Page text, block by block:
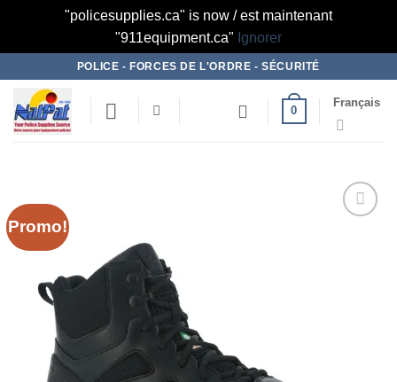
"policesupplies.ca" is now / est maintenant
"911equipment.ca" Ignorer
content
POLICE - FORCES DE L'ORDRE - SÉCURITÉ
0
Français
Promo!